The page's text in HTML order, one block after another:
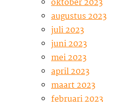
oktober 2023
augustus 2023
juli 2023
juni 2023
mei 2023
april 2023
maart 2023
februari 2023